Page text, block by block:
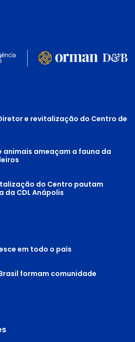
e revitalização do Centro de
ameaçam a fauna da
do Centro pautam
da CDL Anápolis
em todo o país
formam comunidade